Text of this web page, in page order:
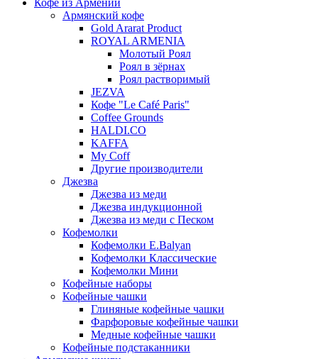
Кофе из Армении
Армянский кофе
Gold Ararat Product
ROYAL ARMENIA
Молотый Роял
Роял в зёрнах
Роял растворимый
JEZVA
Кофе "Le Café Paris"
Coffee Grounds
HALDI.CO
KAFFA
My Coff
Другие производители
Джезва
Джезва из меди
Джезва индукционной
Джезва из меди с Песком
Кофемолки
Кофемолки E.Balyan
Кофемолки Классические
Кофемолки Мини
Кофейные наборы
Кофейные чашки
Глиняные кофейные чашки
Фарфоровые кофейные чашки
Медные кофейные чашки
Кофейные подстаканники